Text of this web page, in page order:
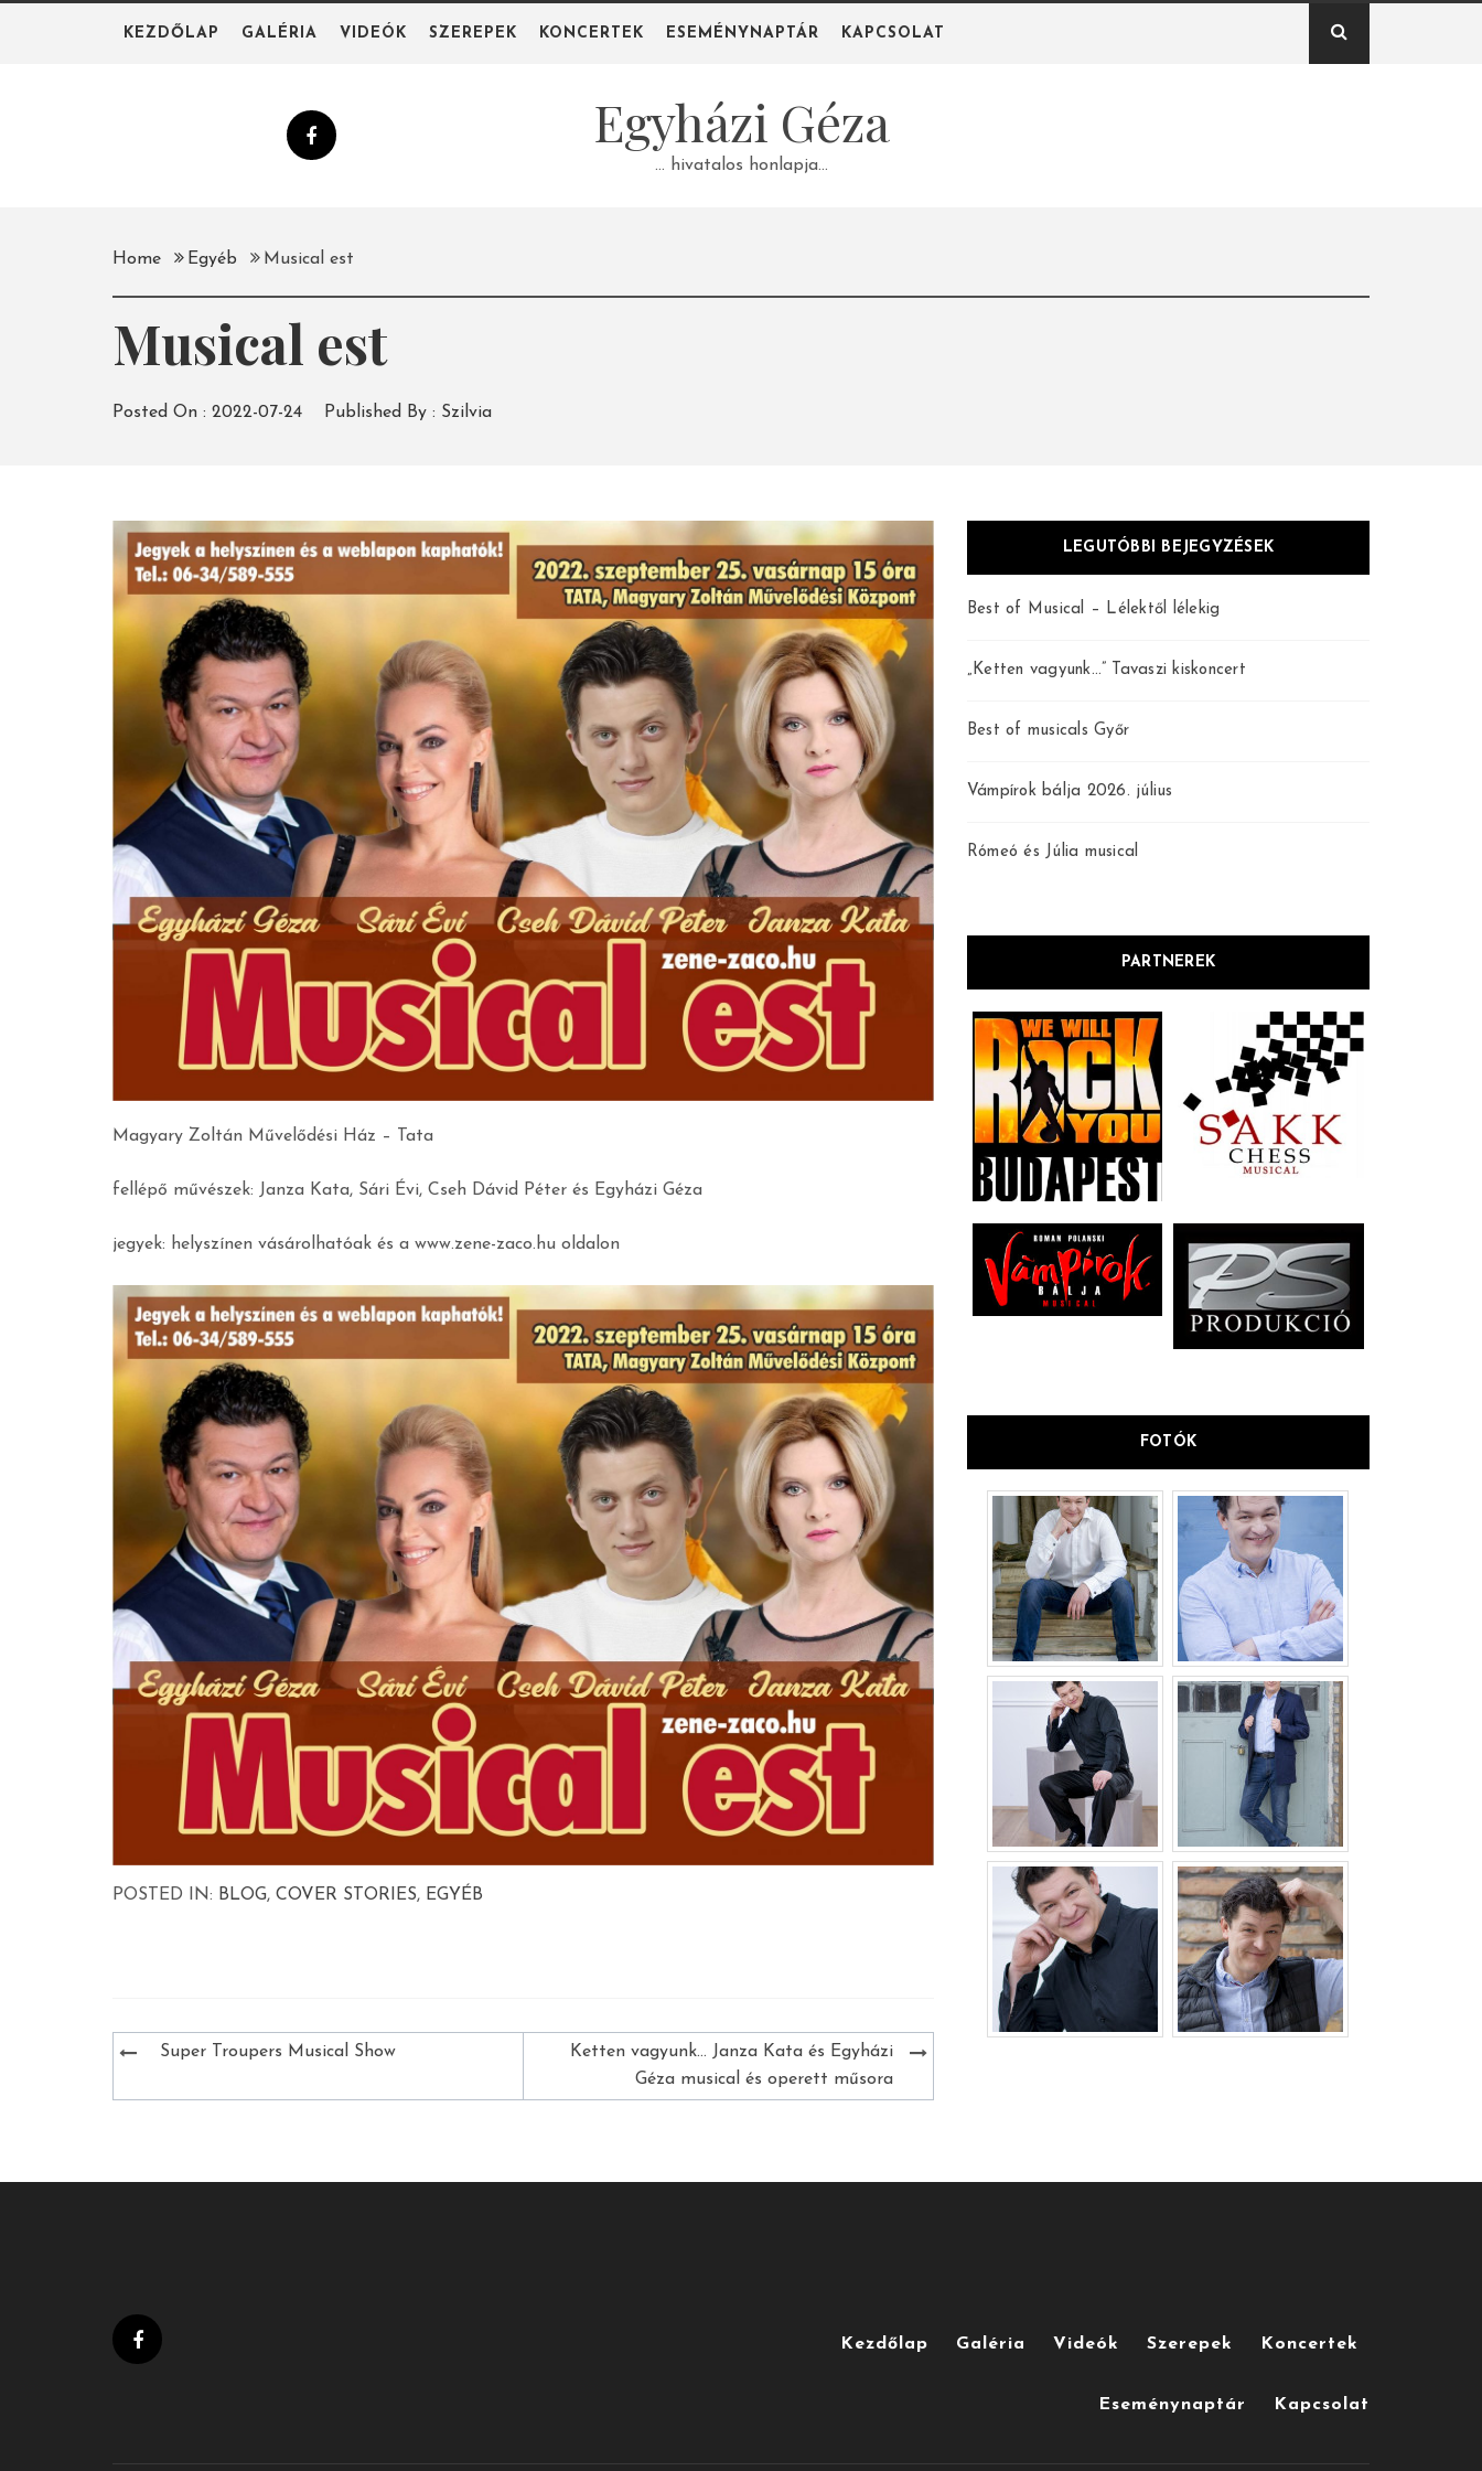
KEZDŐLAP GALÉRIA VIDEÓK SZEREPEK KONCERTEK ESEMÉNYNAPTÁR KAPCSOLAT
Egyházi Géza
… hivatalos honlapja…
Home Egyéb Musical est
Musical est
Posted On : 2022-07-24 Published By : Szilvia
Magyary Zoltán Művelődési Ház – Tata
fellépő művészek: Janza Kata, Sári Évi, Cseh Dávid Péter és Egyházi Géza
jegyek: helyszínen vásárolhatóak és a www.zene-zaco.hu oldalon
POSTED IN: BLOG, COVER STORIES, EGYÉB
Bejegyzés
Super Troupers Musical Show
Ketten vagyunk… Janza Kata és Egyházi
Géza musical és operett műsora
LEGUTÓBBI BEJEGYZÉSEK
Best of Musical – Lélektől lélekig
„Ketten vagyunk…” Tavaszi kiskoncert
Best of musicals Győr
Vámpírok bálja 2026. július
Rómeó és Júlia musical
PARTNEREK
FOTÓK
Kezdőlap Galéria Videók Szerepek Koncertek
Eseménynaptár Kapcsolat